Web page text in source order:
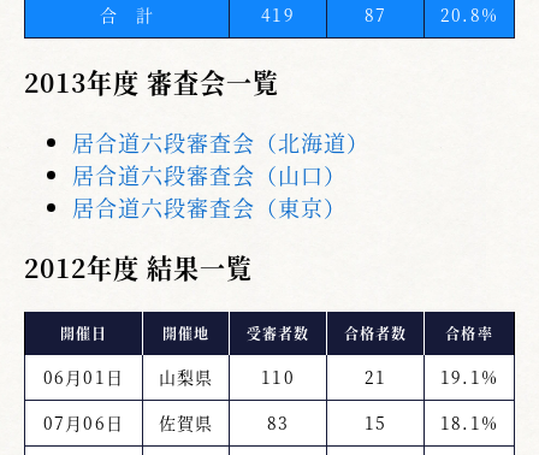
合 計
419 87 20.8%
2013年度 審査会一覧
居合道六段審査会（北海道）
居合道六段審査会（山口）
居合道六段審査会（東京）
2012年度 結果一覧
開催日 開催地 受審者数 合格者数 合格率
06月01日 山梨県 110 21
19.1%
07月06日
佐賀県 83 15
18.1%